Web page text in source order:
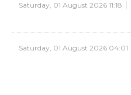
Saturday, 01 August 2026 11:18
Saturday, 01 August 2026 04:01